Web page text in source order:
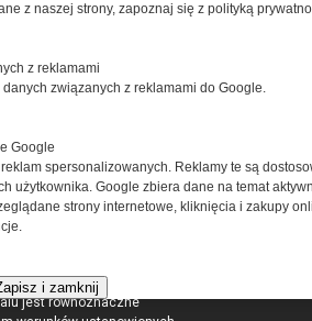
specjalnych w kraju i na świecie.
zasady korzystania z portalu
jest równoznaczne
z naszej strony, zapoznaj się z polityką
z reklamami
danych związanych z reklamami do Google.
Google
spersonalizowanych. Reklamy te są
użytkownika. Google zbiera dane na temat
strony internetowe, kliknięcia i zakupy
i zamknij